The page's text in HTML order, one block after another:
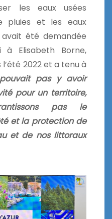
les eaux usées
pluies et les eaux
été demandée
à Elisabeth Borne,
2022 et a tenu à
pas y avoir
pour un territoire,
pas le
et la protection de
et de nos littoraux